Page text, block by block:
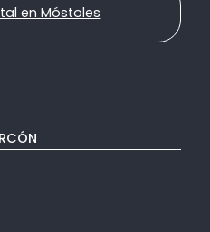
en Móstoles